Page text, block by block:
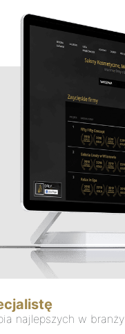
najlepszych w branży